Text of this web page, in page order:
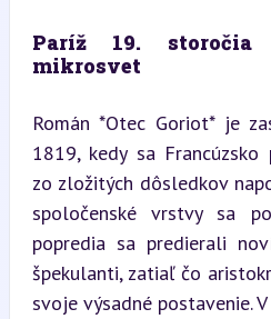
Paríž 19.
mikrosvet
Román *Otec Goriot* je
1819, kedy sa
zo zložitých dôsledkov
spoločenské vrstvy sa
popredia sa predierali
špekulanti, zatiaľ čo
svoje výsadné postavenie.